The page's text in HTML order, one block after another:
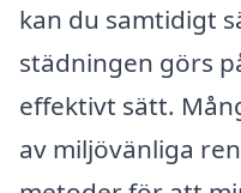
kan du samtidigt
städningen görs
effektivt sätt.
av miljövänliga